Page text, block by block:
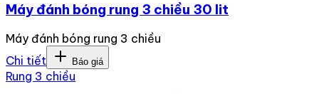
Máy đánh bóng rung 3 chiều 30 lit
Máy đánh bóng rung 3 chiều
Chi tiết
Báo giá
Rung 3 chiều